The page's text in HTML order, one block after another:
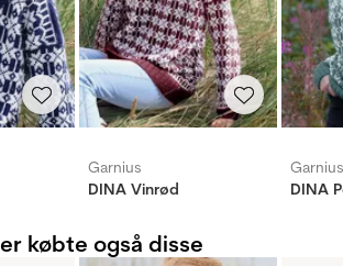
Garnius
DINA Vinrød
Garnius
DINA
købte også disse